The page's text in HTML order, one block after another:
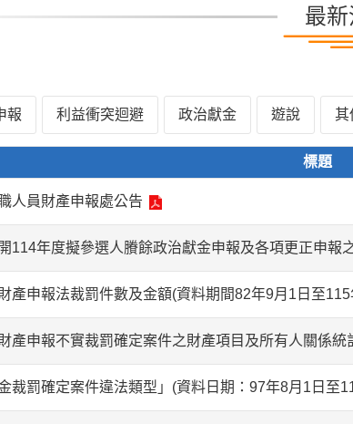
最
報 利益衝突迴避 政治獻金 遊說 其
標題
人員財產申報處公告
114年度擬參選人賸餘政治獻金申報及各項更正申報
產申報法裁罰件數及金額(資料期間82年9月1日至
產申報不實裁罰確定案件之財產項目及所有人關係
金裁罰確定案件違法類型」(資料日期：97年8月1日至